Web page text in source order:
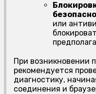
или
При возникновении
рекомендуется
диагностику,
соединения и